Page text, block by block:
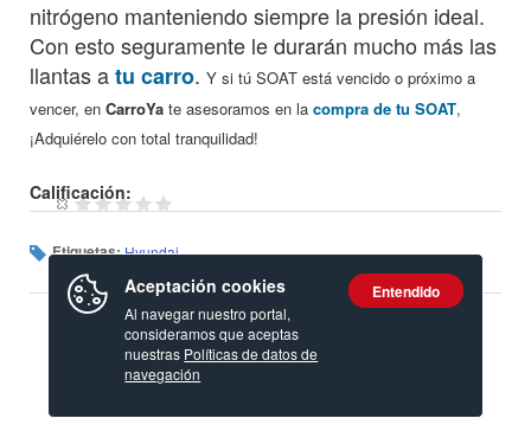
nitrógeno manteniendo siempre la presión ideal.
Con esto seguramente le durarán mucho más las
llantas atu carro. Y si tú SOAT está vencido o próximo a
vencer, en CarroYa te asesoramos en la compra de tu SOAT,
¡Adquiérelo con total tranquilidad!
Calificación:
Etiquetas:Hyundai
Aceptación cookies
Al navegar nuestro portal,
consideramos que aceptas
nuestras Políticas de datos de
navegación
Entendido